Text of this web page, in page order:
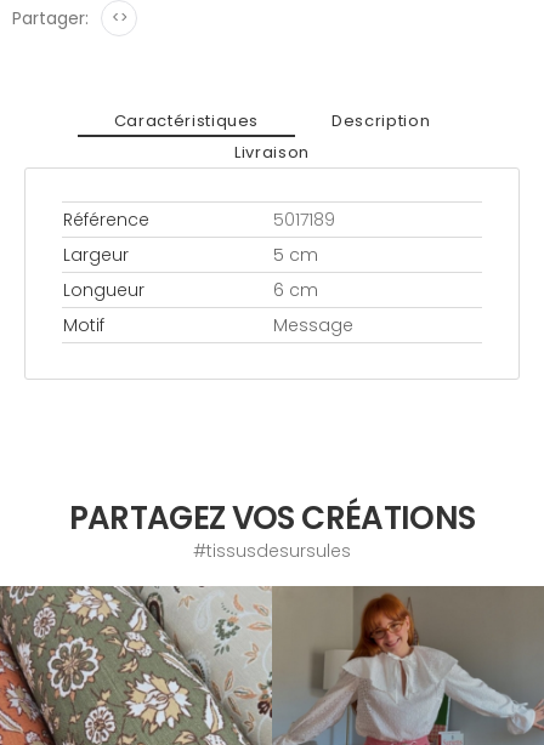
Partager: <>
Caractéristiques
Description
Livraison
Référence
5017189
Largeur
5 cm
Longueur
6 cm
Motif
Message
PARTAGEZ VOS CRÉATIONS
#tissusdesursules